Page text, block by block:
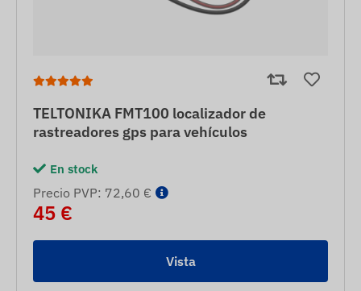
TELTONIKA FMT100 localizador de
rastreadores gps para vehículos
En stock
Precio PVP: 72,60 €
45 €
Vista